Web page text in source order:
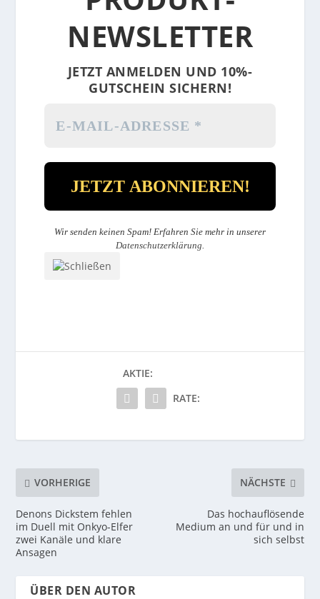
NEWSLETTER
JETZT ANMELDEN UND 10%-
GUTSCHEIN SICHERN!
Wir senden keinen Spam! Erfahren Sie mehr in unserer
Datenschutzerklärung
AKTIE:
RATE:
VORHERIGE
Denons Dickstem fehlen
im Duell mit Onkyo-Elfer
zwei Kanäle und klare
Ansagen
NÄCHSTE
Das hochauflösende
Medium an und für und in
sich selbst
ÜBER DEN AUTOR